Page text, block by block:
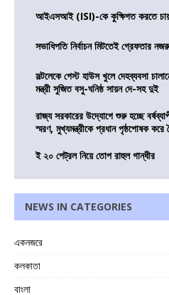
আইএসআই (ISI)-কে কুক্ষিগত করতে চায়
সভাধিপতি নির্বাচন মিটতেই গ্রেফতার
সল্টলেকে গেস্ট হাউস খুলে দেহব্যবসা
মন্ত্রী সুজিত বসু-ঘনিষ্ঠ সায়ন দে-সহ দুই
রাজ্য সরকারের উদ্যোগে শুরু হচ্ছে
স্মরণ, মুখ্যমন্ত্রীকে প্রধান পৃষ্ঠপোষক করে
ই ২০ পেট্রল নিয়ে তোপ রাহুল গান্ধীর
NEWS IN CATEGORIES
একনজরে
কলকাতা
বাংলা